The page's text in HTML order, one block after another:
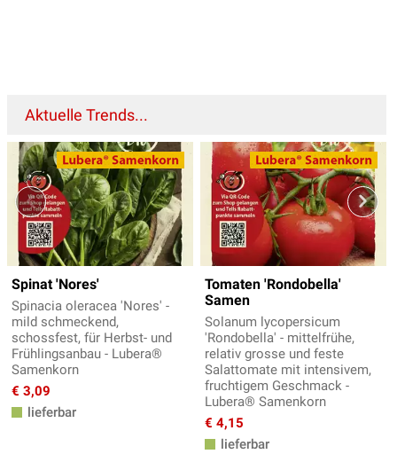
Aktuelle Trends...
Spinat 'Nores'
Spinacia oleracea 'Nores' -
mild schmeckend,
schossfest, für Herbst- und
Frühlingsanbau - Lubera®
Samenkorn
€ 3,09
lieferbar
Tomaten 'Rondobella'
Samen
Solanum lycopersicum
'Rondobella' - mittelfrühe,
relativ grosse und feste
Salattomate mit intensivem,
fruchtigem Geschmack -
Lubera® Samenkorn
€ 4,15
lieferbar